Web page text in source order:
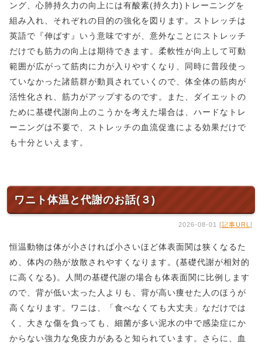
ング、心肺持久力の向上には有酸素(持久力)トレーニングを
組み入れ、それぞれの目的の強化を図ります。ストレッチは
英語で『伸ばす』いう意味ですが、意外なことにストレッチ
だけでも筋力の向上は期待できます。柔軟性が向上して可動
範囲が広がって筋肉に力が入りやすくなり、同時に普段使っ
ていなかった諸筋群が動員されていくので、体全体の筋肉が
活性化され、筋力がアップするのです。また、ダイエットの
ために基礎代謝向上のこうかを考えた場合は、ハードなトレ
ーニングは不要で、ストレッチの血流促進による効果だけで
も十分といえます。
ワニト体温と代謝のお話(３)
2026-08-01 [記事URL ]
恒温動物は体が小さければ小さいほど体表面関は狭くなるた
め、体内の熱が放散されやすくなります。(基礎代謝が相対的
に高くなる)。人間の基礎代謝の場合も体表面関に比例します
ので、背が低い太った人よりも、背が高い痩せた人のほうが
高くなります。ワニは、「食べなくても大丈夫」なだけでは
く、大きな傷を負っても、細菌が多い泥水の中で感染症にか
からない強力な免疫力があると知られています。さらに、血